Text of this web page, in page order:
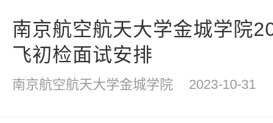
南京航空航天大学金城学院
飞初检面试安排
南京航空航天大学金城学院 2023-10-31